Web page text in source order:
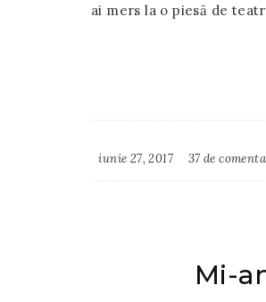
ai mers la o piesă de
iunie 27, 2017 37 de
Mi-